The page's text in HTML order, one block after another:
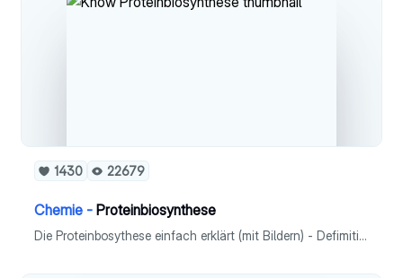
1430 22679
Chemie - Proteinbiosynthese
Die Proteinbosythese einfach erklärt (mit Bildern) - Defimition - Transkription - Translation